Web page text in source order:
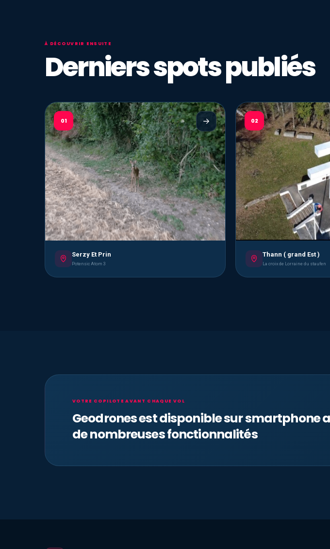
À DÉCOUVRIR ENSUITE
Derniers spots publiés
01
Serzy Et Prin
Potensic Atom 3
02
Thann ( grand Est )
La croix de Lorraine du staufen
VOTRE COPILOTE AVANT CHAQUE VOL
Geodrones est disponible sur smartphone
de nombreuses fonctionnalités